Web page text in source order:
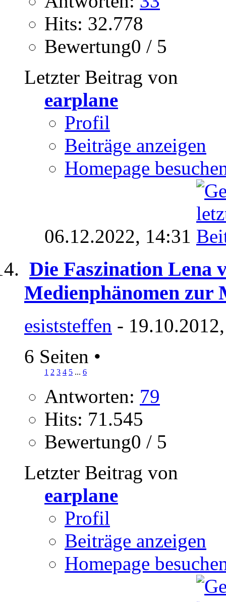
Hits: 32.778
Bewertung0 / 5
Letzter Beitrag von
earplane
Profil
Beiträge anzeigen
Homepage
06.12.2022, 14:31
Die Faszination Lena
Medienphänomen zur
esiststeffen -
6 Seiten •
1 2 3 4 5 ... 6
Antworten: 79
Hits: 71.545
Bewertung0 / 5
Letzter Beitrag von
earplane
Profil
Beiträge anzeigen
Homepage